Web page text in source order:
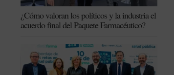
¿Cómo valoran los políticos y la industria el
acuerdo final del Paquete Farmacéutico?